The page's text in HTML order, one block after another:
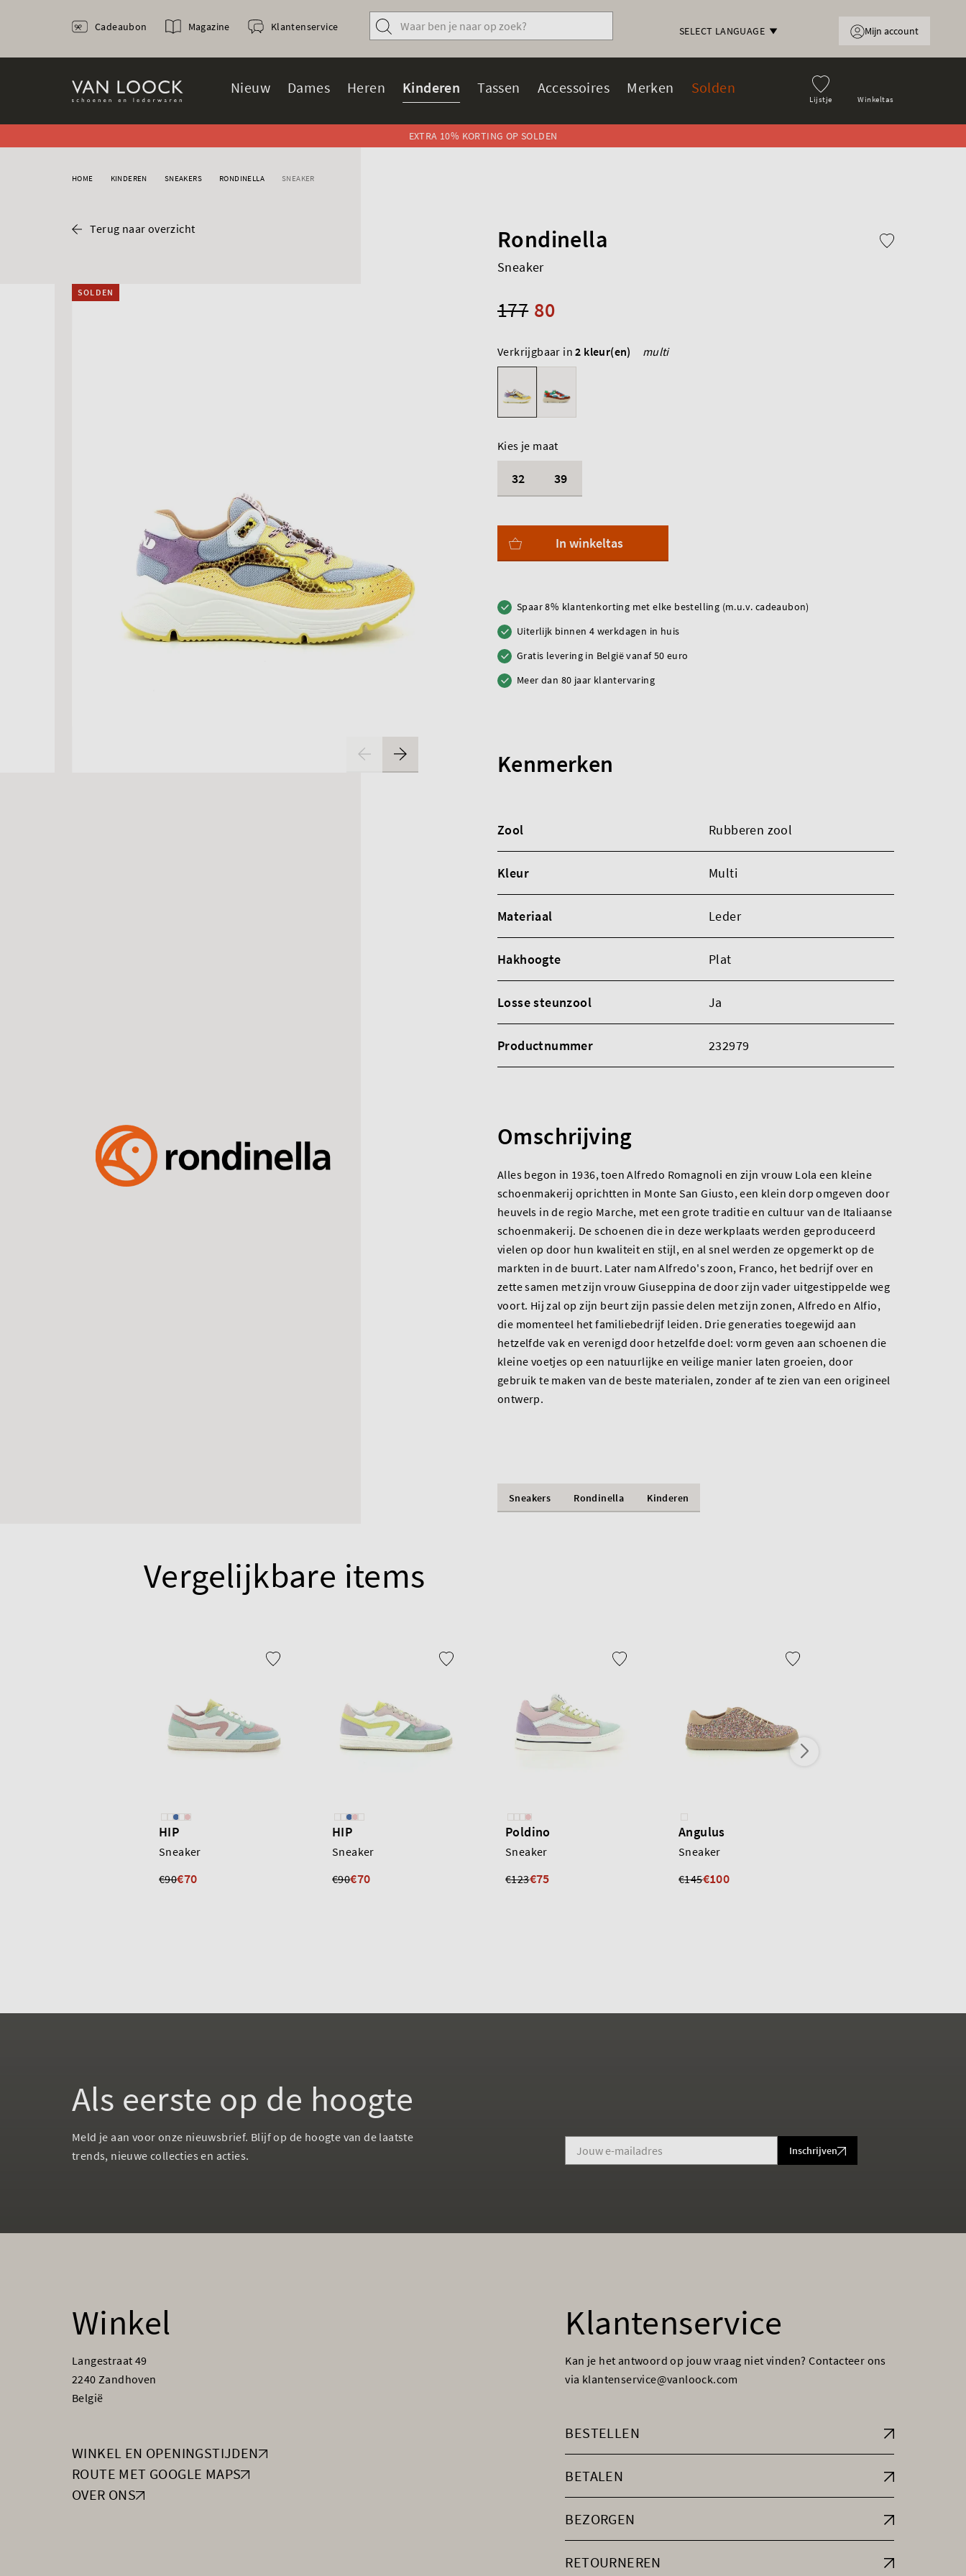
SELECT LANGUAGE
Lijstje Winkeltas
Nieuw Dames Heren Kinderen Tassen Accessoires Merken Solden
Cadeaubon Magazine Klantenservice Mijn account
EXTRA 10% KORTING OP SOLDEN
HOME KINDEREN SNEAKERS RONDINELLA SNEAKER
Terug naar overzicht
SOLDEN
Rondinella
Sneaker
80
177
Verkrijgbaar in2 kleur(en) multi
Kies je maat
32 39
In winkeltas
Spaar 8% klantenkorting met elke bestelling (m.u.v. cadeaubon)
Uiterlijk binnen 4 werkdagen in huis
Gratis levering in België vanaf 50 euro
Meer dan 80 jaar klantervaring
Kenmerken
Zool Rubberen zool
Kleur Multi
Materiaal Leder
Hakhoogte Plat
Losse steunzool Ja
Productnummer 232979
Omschrijving
Alles begon in 1936, toen Alfredo Romagnoli en zijn vrouw Lola een kleine
schoenmakerij oprichtten in Monte San Giusto, een klein dorp omgeven door
heuvels in de regio Marche, met een grote traditie en cultuur van de Italiaanse
schoenmakerij. De schoenen die in deze werkplaats werden geproduceerd
vielen op door hun kwaliteit en stijl, en al snel werden ze opgemerkt op de
markten in de buurt. Later nam Alfredo's zoon, Franco, het bedrijf over en
zette samen met zijn vrouw Giuseppina de door zijn vader uitgestippelde weg
voort. Hij zal op zijn beurt zijn passie delen met zijn zonen, Alfredo en Alfio,
die momenteel het familiebedrijf leiden. Drie generaties toegewijd aan
hetzelfde vak en verenigd door hetzelfde doel: vorm geven aan schoenen die
kleine voetjes op een natuurlijke en veilige manier laten groeien, door
gebruik te maken van de beste materialen, zonder af te zien van een origineel
ontwerp.
Sneakers Rondinella Kinderen
Vergelijkbare items
HIP
Sneaker
€90€70
HIP
Sneaker
€90€70
Poldino
Sneaker
€123€75
Angulus
Sneaker
€145€100
Als eerste op de hoogte
Meld je aan voor onze nieuwsbrief. Blijf op de hoogte van de laatste
trends, nieuwe collecties en acties.
Inschrijven
Winkel
Langestraat 49
2240 Zandhoven
België
WINKEL EN OPENINGSTIJDEN
ROUTE MET GOOGLE MAPS
OVER ONS
Klantenservice
Kan je het antwoord op jouw vraag niet vinden? Contacteer ons
via klantenservice@vanloock.com
BESTELLEN
BETALEN
BEZORGEN
RETOURNEREN